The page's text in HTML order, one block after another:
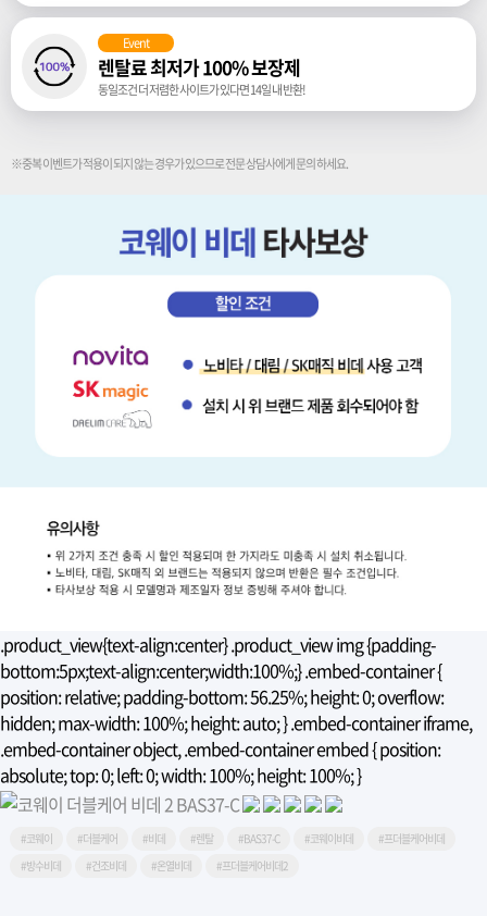
Event
렌탈료 최저가 100% 보장제
동일조건 더 저렴한 사이트가 있다면 14일 내 반환!
※중복 이벤트가 적용이 되지 않는 경우가 있으므로 전문 상담사에게 문의 하세요.
.product_view{text-align:center} .product_view img {padding-
bottom:5px;text-align:center;width:100%;} .embed-container {
position: relative; padding-bottom: 56.25%; height: 0; overflow:
hidden; max-width: 100%; height: auto; } .embed-container iframe,
.embed-container object, .embed-container embed { position:
absolute; top: 0; left: 0; width: 100%; height: 100%; }
#코웨이 #더블케어 #비데 #렌탈 #BAS37-C #코웨이비데
#프더블케어비데
#방수비데
#건조비데 #온열비데 #프더블케어비데2